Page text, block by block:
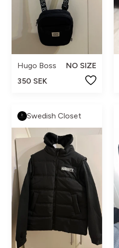
Hugo Boss
NO SIZE
350 SEK
Swedish Closet